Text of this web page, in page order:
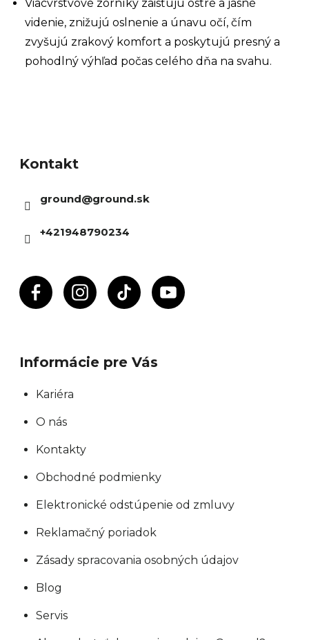
Viacvrstvové zorníky zaisťujú ostré a jasné
videnie, znižujú oslnenie a únavu očí, čím
zvyšujú zrakový komfort a poskytujú presný a
pohodlný výhľad počas celého dňa na svahu.
Kontakt
ground@ground.sk
+421948790234
Informácie pre Vás
Kariéra
O nás
Kontakty
Obchodné podmienky
Elektronické odstúpenie od zmluvy
Reklamačný poriadok
Zásady spracovania osobných údajov
Blog
Servis